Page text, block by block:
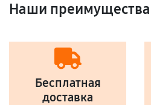
Наши преимущества
Бесплатная
доставка